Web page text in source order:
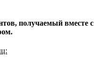
получаемый вместе с